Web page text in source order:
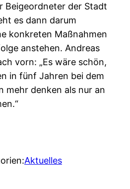
Beigeordneter der Stadt
es dann darum
konkreten Maßnahmen
anstehen. Andreas
vorn: „Es wäre schön,
in fünf Jahren bei dem
mehr denken als nur an
Aktuelles